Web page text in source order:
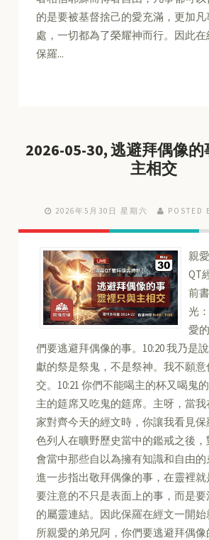
的是要被基督捨己的愛充滿，更加
處，一切都為了榮耀神而行。因此
保羅...
2026-05-30, 逃避拜偶像
主相交
2026年5月30日 星期六 POSTED
親
QT
前
光
愛
們要逃避拜偶像的事。10:20 我乃是
獻的祭是祭鬼，不是祭神。我不願
交。10:21 你們不能喝主的杯又喝鬼
主的筵席又吃鬼的筵席。主呀，當
家對齊今天的經文時，你讓我看見
色列人在曠野歷史當中的鑑戒之後
會當中那些自以為擁有知識和自由
進一步指出敬拜偶像的事，在靈裡就
要注意的不只是表面上的事，而是
的屬靈連結。因此保羅在經文一開
所親愛的弟兄阿，你們要逃避拜偶